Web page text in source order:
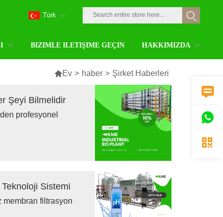
BIZIMLE ILETIŞIME GEÇIN HAKKIMIZDA
Türk
Ev > haber > Şirket Haberleri
Şeyi Bilmelidir
profesyonel
Sistemi
membran filtrasyon


